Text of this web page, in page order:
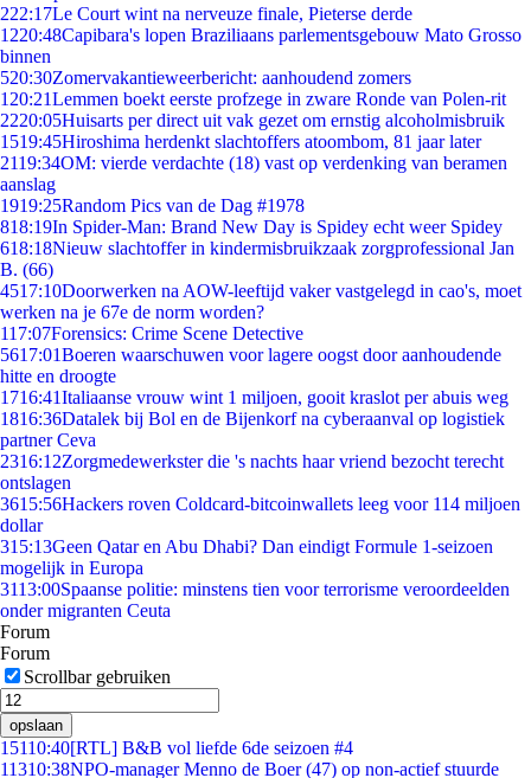
222:17Le Court wint na nerveuze finale, Pieterse derde
1220:48Capibara's lopen Braziliaans parlementsgebouw Mato Grosso
binnen
520:30Zomervakantieweerbericht: aanhoudend zomers
1 20:21Lemmen boekt eerste profzege in zware Ronde van Polen-rit
2220:05Huisarts per direct uit vak gezet om ernstig alcoholmisbruik
1519:45Hiroshima herdenkt slachtoffers atoombom, 81 jaar later
2119:34OM: vierde verdachte (18) vast op verdenking van beramen
aanslag
1919:25Random Pics van de Dag #1978
818:19In Spider-Man: Brand New Day is Spidey echt weer Spidey
618:18Nieuw slachtoffer in kindermisbruikzaak zorgprofessional Jan
B. (66)
4517:10Doorwerken na AOW-leeftijd vaker vastgelegd in cao's, moet
werken na je 67e de norm worden?
117:07Forensics: Crime Scene Detective
5617:01Boeren waarschuwen voor lagere oogst door aanhoudende
hitte en droogte
1716:41Italiaanse vrouw wint 1 miljoen, gooit kraslot per abuis weg
1816:36Datalek bij Bol en de Bijenkorf na cyberaanval op logistiek
partner Ceva
2316:12Zorgmedewerkster die 's nachts haar vriend bezocht terecht
ontslagen
3615:56Hackers roven Coldcard-bitcoinwallets leeg voor 114 miljoen
dollar
315:13Geen Qatar en Abu Dhabi? Dan eindigt Formule 1-seizoen
mogelijk in Europa
3113:00Spaanse politie: minstens tien voor terrorisme veroordeelden
onder migranten Ceuta
Forum
Forum
Scrollbar gebruiken
opslaan
15110:40[RTL] B&B vol liefde 6de seizoen #4
11310:38NPO-manager Menno de Boer (47) op non-actief stuurde